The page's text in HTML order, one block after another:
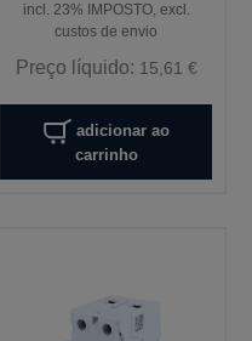
incl. 23% IMPOSTO, excl.
custos de envio
Preço líquido: 15,61 €
adicionar ao
carrinho